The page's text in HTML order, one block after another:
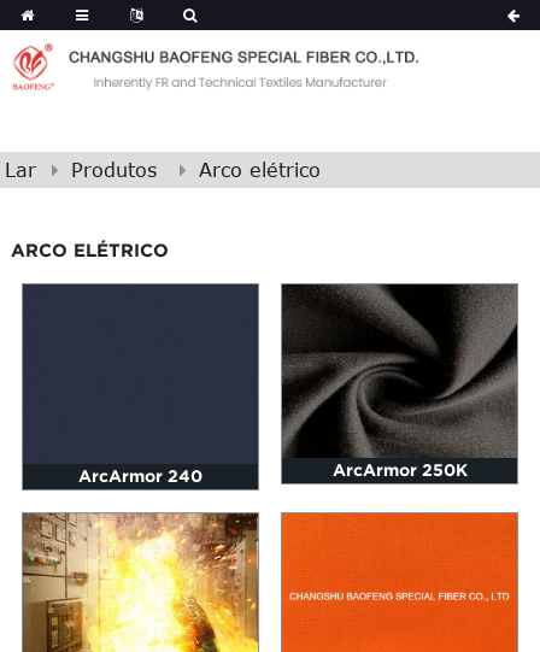
Lar Produtos Arco elétrico
ARCO ELÉTRICO
ArcArmor 240 ArcArmor 250K